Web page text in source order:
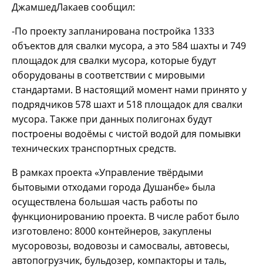
ДжамшедЛакаев сообщил:
-По проекту запланирована постройка 1333
объектов для свалки мусора, а это 584 шахты и 749
площадок для свалки мусора, которые будут
оборудованы в соответствии с мировыми
стандартами. В настоящий момент нами принято у
подрядчиков 578 шахт и 518 площадок для свалки
мусора. Также при данных полигонах будут
построены водоёмы с чистой водой для помывки
технических транспортных средств.
В рамках проекта «Управление твёрдыми
бытовыми отходами города Душанбе» была
осуществлена большая часть работы по
функционированию проекта. В числе работ было
изготовлено: 8000 контейнеров, закуплены
мусоровозы, водовозы и самосвалы, автовесы,
автопогрузчик, бульдозер, компакторы и таль,